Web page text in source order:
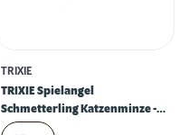
TRIXIE
TRIXIE Spielangel
Schmetterling Katzenminze -
beige